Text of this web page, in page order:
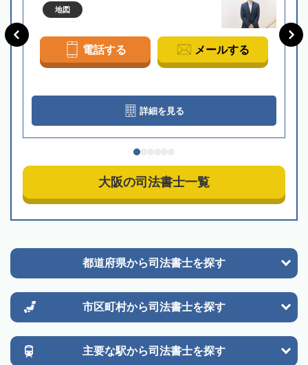
地図
電話する メールする
詳細を見る
大阪の司法書士一覧
都道府県から司法書士を探す
市区町村から司法書士を探す
主要な駅から司法書士を探す